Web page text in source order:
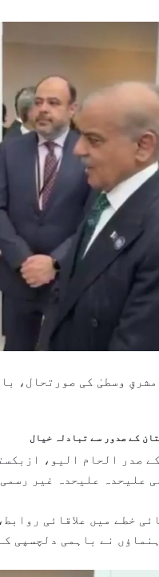
مشرقِ وسطیٰ کی صورتحال،
کے صدور سے تبادلہ خیال
صدر الحام الیو،
علیحدہ علیحدہ غیر رسمی
خطے میں علاقائی
نے باہمی دلچسپی